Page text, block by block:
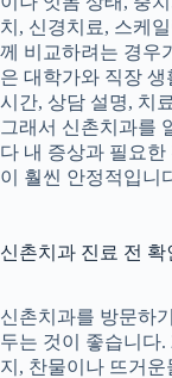
치, 신경치료, 스케
께 비교하려는 경우
은 대학가와 직장
시간, 상담 설명, 치
그래서 신촌치과를
다 내 증상과 필요
이 훨씬 안정적입니
신촌치과 진료 전
신촌치과를 방문하
두는 것이 좋습니다.
지, 찬물이나 뜨거